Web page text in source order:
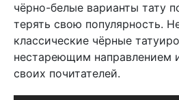
чёрно-белые варианты тату
терять свою популярность.
классические чёрные
нестареющим направлением
своих почитателей.